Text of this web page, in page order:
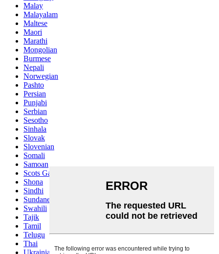
Malay
Malayalam
Maltese
Maori
Marathi
Mongolian
Burmese
Nepali
Norwegian
Pashto
Persian
Punjabi
Serbian
Sesotho
Sinhala
Slovak
Slovenian
Somali
Samoan
Scots Gaelic
Shona
Sindhi
Sundanese
Swahili
Tajik
Tamil
Telugu
Thai
Ukrainian